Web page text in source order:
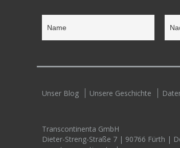
Unser Blog Unsere Geschichte
Transcontinenta GmbH
Dieter-Streng-Straße 7 | 90766 Fürth |